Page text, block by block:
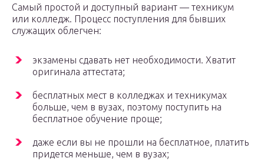
Самый простой и доступный вариант — техникум
или колледж. Процесс поступления для бывших
служащих облегчен:
экзамены сдавать нет необходимости. Хватит
оригинала аттестата;
бесплатных мест в колледжах и техникумах
больше, чем в вузах, поэтому поступить на
бесплатное обучение проще;
даже если вы не прошли на бесплатное, платить
придется меньше, чем в вузах;